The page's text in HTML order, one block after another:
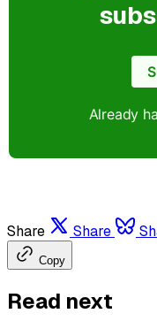
Already
Share Share
Copy
Read next